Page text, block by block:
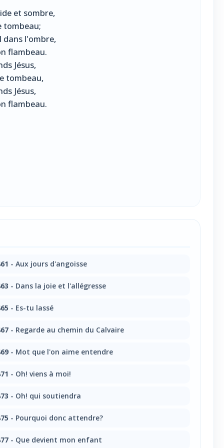
et sombre,
tombeau;
l'ombre,
flambeau.
Jésus,
tombeau,
Jésus,
flambeau.
- Aux jours d'angoisse
- Dans la joie et l'allégresse
- Es-tu lassé
- Regarde au chemin du Calvaire
- Mot que l'on aime entendre
- Oh! viens à moi!
- Oh! qui soutiendra
- Pourquoi donc attendre?
- Que devient mon enfant